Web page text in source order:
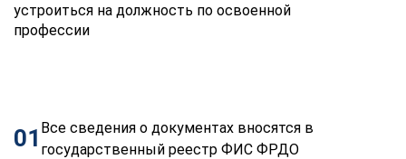
устроиться на должность по освоенной
профессии
01 Все сведения о документах вносятся в
государственный реестр ФИС ФРДО